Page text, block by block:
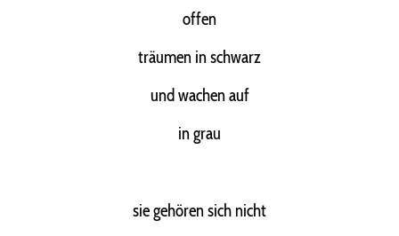
offen
träumen in schwarz
und wachen auf
in grau
sie gehören sich nicht